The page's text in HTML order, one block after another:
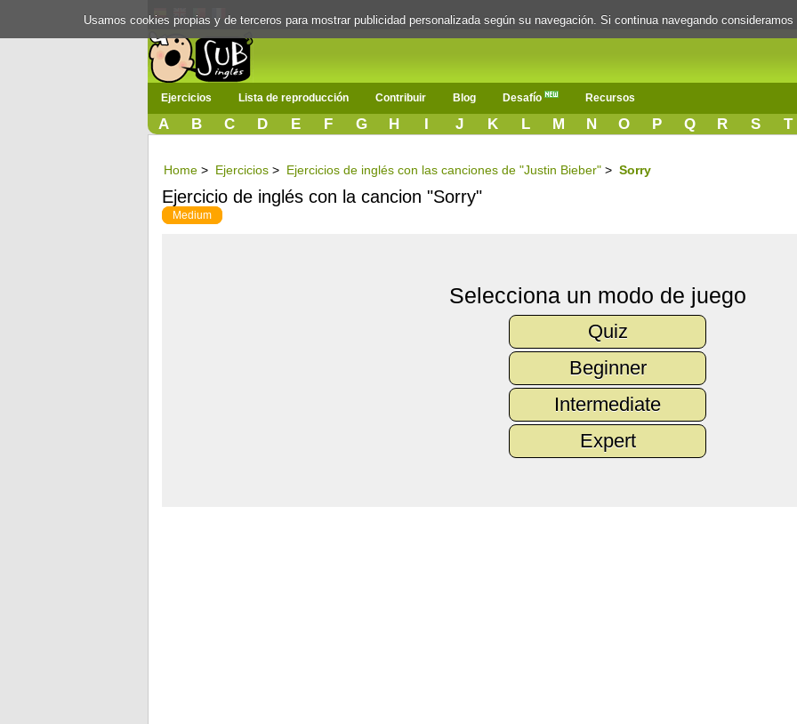
Ejercicios Lista de reproducción Contribuir Blog Desafío Recursos
A B C D E F G H I J K L M N O P Q R S T
Home > Ejercicios > Ejercicios de inglés con las canciones de "Justin Bieber" > Sorry
Ejercicio de inglés con la cancion "Sorry"
Medium
Selecciona un modo de juego
Quiz
Beginner
Intermediate
Expert
Usamos cookies propias y de terceros para mostrar publicidad personalizada según su navegación. Si continua navegando